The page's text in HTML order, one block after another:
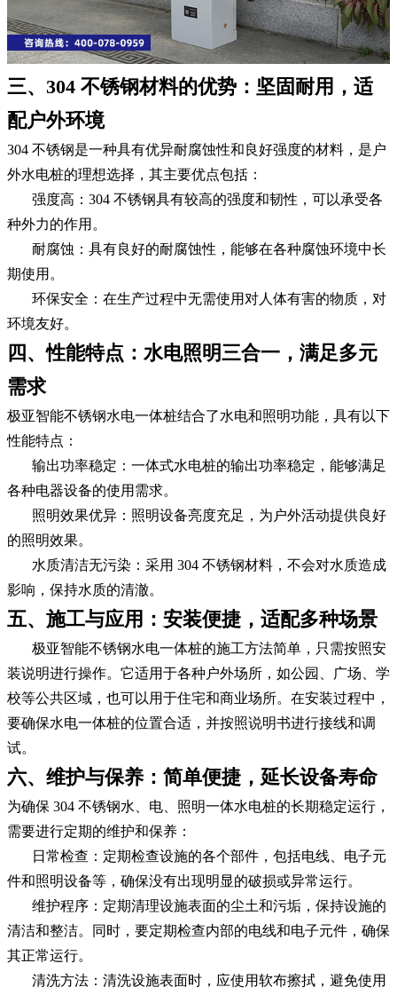
三、304 不锈钢材料的优势：坚固耐用，适
配户外环境
304 不锈钢是一种具有优异耐腐蚀性和良好强度的材料，是户
外水电桩的理想选择，其主要优点包括：
强度高：304 不锈钢具有较高的强度和韧性，可以承受各
种外力的作用。
耐腐蚀：具有良好的耐腐蚀性，能够在各种腐蚀环境中长
期使用。
环保安全：在生产过程中无需使用对人体有害的物质，对
环境友好。
四、性能特点：水电照明三合一，满足多元
需求
极亚智能不锈钢水电一体桩结合了水电和照明功能，具有以下
性能特点：
输出功率稳定：一体式水电桩的输出功率稳定，能够满足
各种电器设备的使用需求。
照明效果优异：照明设备亮度充足，为户外活动提供良好
的照明效果。
水质清洁无污染：采用 304 不锈钢材料，不会对水质造成
影响，保持水质的清澈。
五、施工与应用：安装便捷，适配多种场景
极亚智能不锈钢水电一体桩的施工方法简单，只需按照安
装说明进行操作。它适用于各种户外场所，如公园、广场、学
校等公共区域，也可以用于住宅和商业场所。在安装过程中，
要确保水电一体桩的位置合适，并按照说明书进行接线和调
试。
六、维护与保养：简单便捷，延长设备寿命
为确保 304 不锈钢水、电、照明一体水电桩的长期稳定运行，
需要进行定期的维护和保养：
日常检查：定期检查设施的各个部件，包括电线、电子元
件和照明设备等，确保没有出现明显的破损或异常运行。
维护程序：定期清理设施表面的尘土和污垢，保持设施的
清洁和整洁。同时，要定期检查内部的电线和电子元件，确保
其正常运行。
清洗方法：清洗设施表面时，应使用软布擦拭，避免使用